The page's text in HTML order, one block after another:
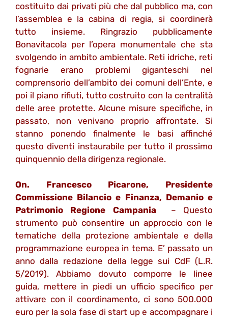
costituito dai privati più che dal pubblico ma, con
l’assemblea e la cabina di regia, si coordinerà
tutto insieme. Ringrazio pubblicamente
Bonavitacola per l’opera monumentale che sta
svolgendo in ambito ambientale. Reti idriche, reti
fognarie erano problemi giganteschi nel
comprensorio dell’ambito dei comuni dell’Ente, e
poi il piano rifiuti, tutto costruito con la centralità
delle aree protette. Alcune misure specifiche, in
passato, non venivano proprio affrontate. Si
stanno ponendo finalmente le basi affinché
questo diventi instaurabile per tutto il prossimo
quinquennio della dirigenza regionale.
On. Francesco Picarone, Presidente
Commissione Bilancio e Finanza, Demanio e
Patrimonio Regione Campania
– Questo
strumento può consentire un approccio con le
tematiche della protezione ambientale e della
programmazione europea in tema. E’ passato un
anno dalla redazione della legge sui CdF (L.R.
5/2019). Abbiamo dovuto comporre le linee
guida, mettere in piedi un ufficio specifico per
attivare con il coordinamento, ci sono 500.000
euro per la sola fase di start up e accompagnare i